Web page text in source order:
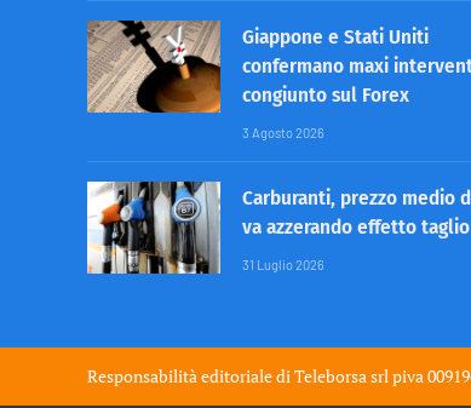
Giappone e Stati Uniti
confermano maxi
congiunto sul Forex
3 Agosto 2026
Carburanti, prezzo medio
va azzerando effetto taglio
31 Luglio 2026
Responsabilità editoriale diTeleborsa srlpiva